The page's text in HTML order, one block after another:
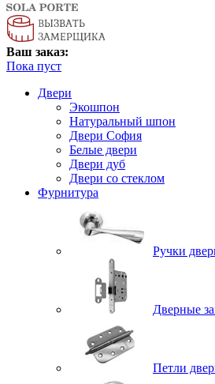
Ваш заказ:
Пока пуст
Двери
Экошпон
Натуральный шпон
Двери София
Белые двери
Двери дуб
Двери со стеклом
Фурнитура
Ручки
Дверные
Петли